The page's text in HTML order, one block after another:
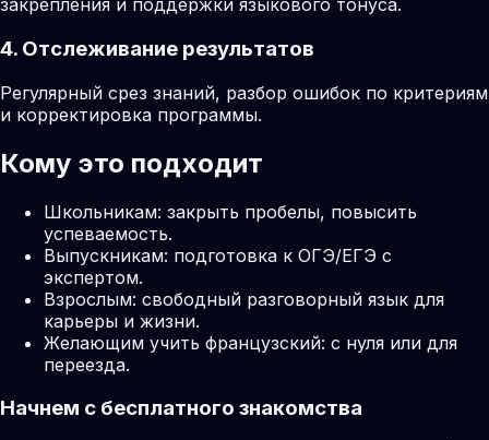
закрепления и поддержки языкового тонуса.
4. Отслеживание результатов
Регулярный срез знаний, разбор ошибок по критериям
и корректировка программы.
Кому это подходит
Школьникам: закрыть пробелы, повысить
успеваемость.
Выпускникам: подготовка к ОГЭ/ЕГЭ с
экспертом.
Взрослым: свободный разговорный язык для
карьеры и жизни.
Желающим учить французский: с нуля или для
переезда.
Начнем с бесплатного знакомства